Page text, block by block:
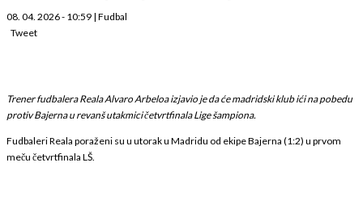
08. 04. 2026 - 10:59 | Fudbal
Tweet
Trener fudbalera Reala Alvaro Arbeloa izjavio je da će madridski klub ići na pobedu
protiv Bajerna u revanš utakmici četvrtfinala Lige šampiona.
Fudbaleri Reala poraženi su u utorak u Madridu od ekipe Bajerna (1:2) u prvom
meču četvrtfinala LŠ.